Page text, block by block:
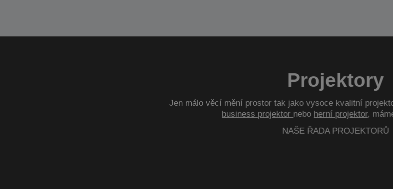
Projektory
Jen málo věcí mění prostor tak jako vysoce kvalitní
business projektor nebo herní projektor,
NAŠE ŘADA PROJEKTORŮ